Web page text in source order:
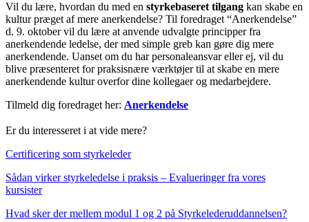
Vil du lære, hvordan du med en styrkebaseret tilgang kan skabe en
kultur præget af mere anerkendelse? Til foredraget “Anerkendelse”
d. 9. oktober vil du lære at anvende udvalgte principper fra
anerkendende ledelse, der med simple greb kan gøre dig mere
anerkendende. Uanset om du har personaleansvar eller ej, vil du
blive præsenteret for praksisnære værktøjer til at skabe en mere
anerkendende kultur overfor dine kollegaer og medarbejdere.
Tilmeld dig foredraget her: Anerkendelse
Er du interesseret i at vide mere?
Certificering som styrkeleder
Sådan virker styrkeledelse i praksis – Evalueringer fra vores
kursister
Hvad sker der mellem modul 1 og 2 på Styrkelederuddannelsen?